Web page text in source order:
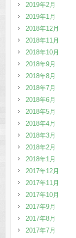
2019年2月
2019年1月
2018年12月
2018年11月
2018年10月
2018年9月
2018年8月
2018年7月
2018年6月
2018年5月
2018年4月
2018年3月
2018年2月
2018年1月
2017年12月
2017年11月
2017年10月
2017年9月
2017年8月
2017年7月